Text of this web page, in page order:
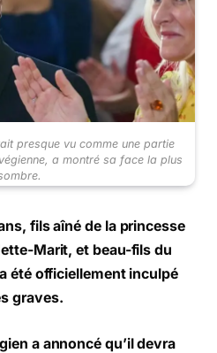
presque vu comme une partie
a montré sa face la plus
fils aîné de la princesse
Marit, et beau-fils du
été officiellement inculpé
graves.
a annoncé qu’il devra